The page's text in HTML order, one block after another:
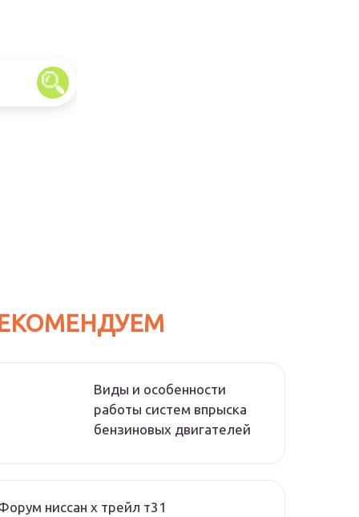
Виды и особенности
работы систем впрыска
бензиновых двигателей
ниссан х трейл т31